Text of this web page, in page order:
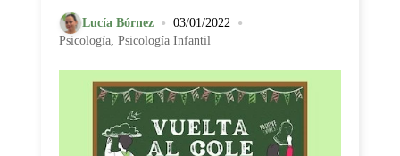
Lucía Bórnez • 03/01/2022 •
Psicología, Psicología Infantil